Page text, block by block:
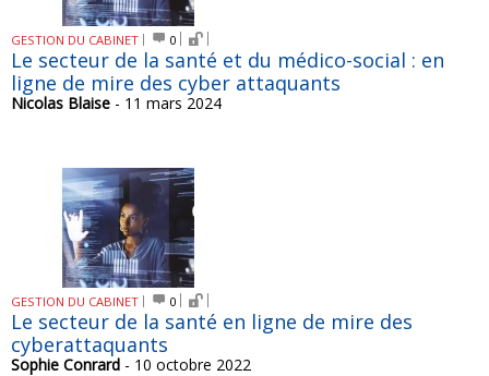
GESTION DU CABINET 0
Le secteur de la santé et du médico-social : en
ligne de mire des cyber attaquants
Nicolas Blaise - 11 mars 2024
GESTION DU CABINET 0
Le secteur de la santé en ligne de mire des
cyberattaquants
Sophie Conrard - 10 octobre 2022